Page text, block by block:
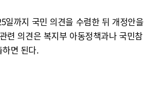
일까지 국민 의견을 수렴한 뒤 개정안을
련 의견은 복지부 아동정책과나 국민참
면 된다.